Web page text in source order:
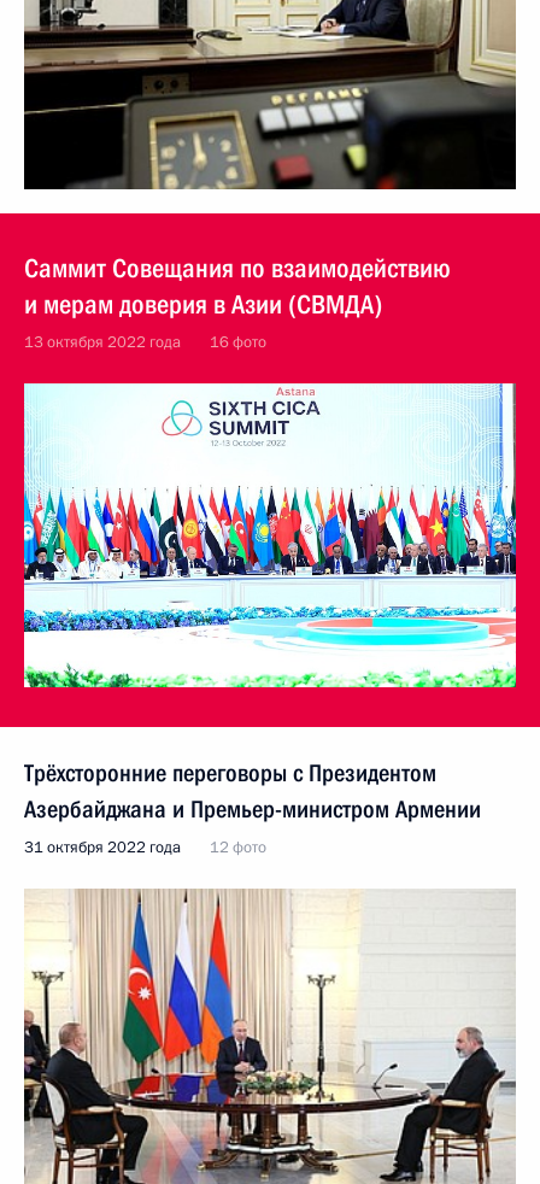
Саммит Совещания по взаимодействию
и мерам доверия в Азии (СВМДА)
13 октября 2022 года 16 фото
Трёхсторонние переговоры с Президентом
Азербайджана и Премьер-министром Армении
31 октября 2022 года 12 фото